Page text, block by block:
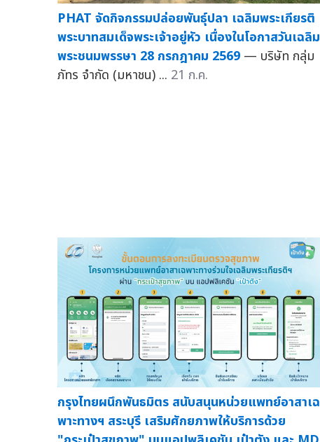
PHAT จัดกิจกรรมปล่อยพันธุ์ปลา เฉลิมพระเกียรติ
พระบาทสมเด็จพระเจ้าอยู่หัว เนื่องในโอกาสวันเฉลิม
พระชนมพรรษา 28 กรกฎาคม 2569 — บริษัท กลุ่ม
ภัทร จำกัด (มหาชน) ... 21 ก.ค.
กรุงไทยผนึกพันธมิตร สนับสนุนหน่วยแพทย์อาสาเฉ
พาะทางฯ สระบุรี เสริมศักยภาพให้บริการด้วย